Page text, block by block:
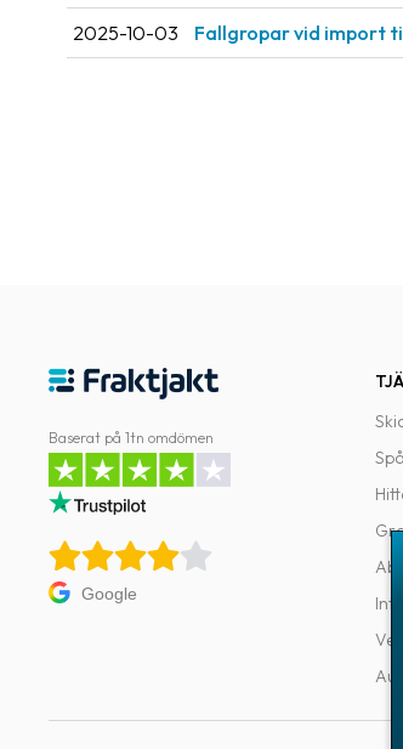
2025-10-03 Fallgropar vid import
Baserat på 1tn omdömen
Google